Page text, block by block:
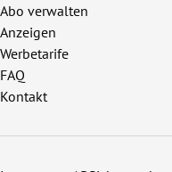
Abo verwalten
Anzeigen
Werbetarife
FAQ
Kontakt